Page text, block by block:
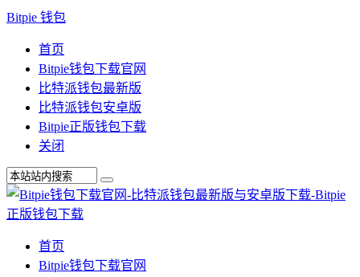
Bitpie 钱包
首页
Bitpie钱包下载官网
比特派钱包最新版
比特派钱包安卓版
Bitpie正版钱包下载
关闭
首页
Bitpie钱包下载官网